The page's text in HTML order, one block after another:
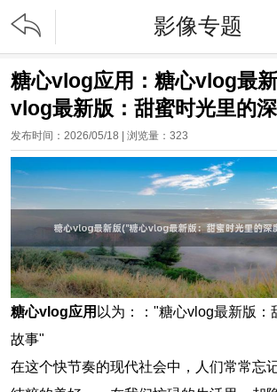
 影像专题
糖心vlog应用：糖心vlog最
vlog最新版：甜蜜时光里的
发布时间：2026/05/18 | 浏览量： 323
糖心vlog应用 以为：："糖心vlog最新版：
故事"
在这个快节奏的现代社会中，人们常常忘